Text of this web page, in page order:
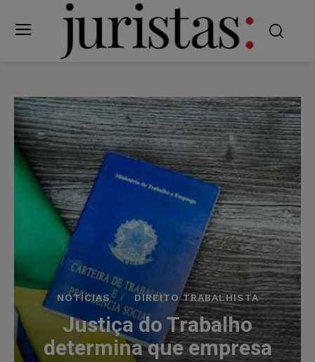
NOTÍCIAS DIREITO TRABALHISTA
Justiça do Trabalho
determina que empresa